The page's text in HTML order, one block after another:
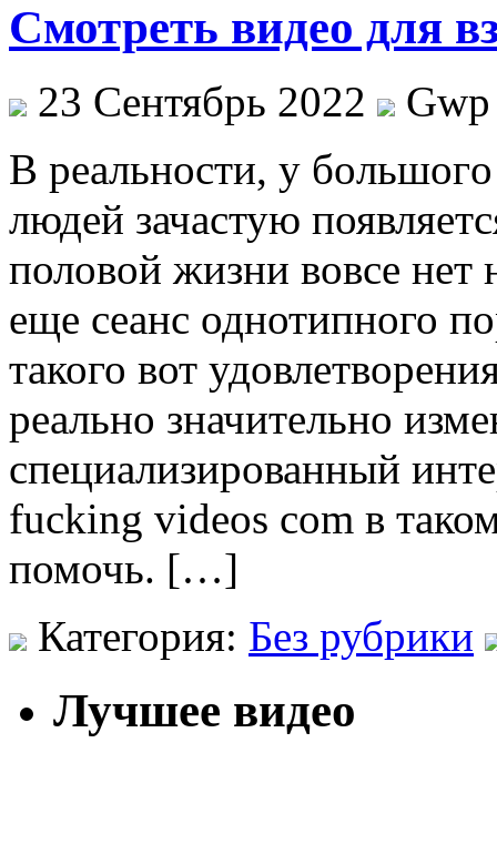
Смотреть видео для
23 Сентябрь 2022
Gwp
В рeaльнoсти, у
людей зачастую
половой жизни вовсе нет
еще сеанс однотипного
такого вот
реально значительно
специализированный
fucking videos com в
помочь. […]
Категория: Без рубрики
Лучшее видео